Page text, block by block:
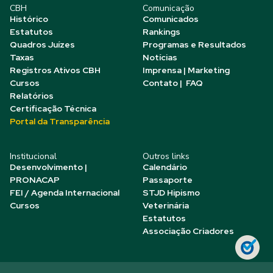
CBH
Histórico
Estatutos
Quadros Juízes
Taxas
Registros Ativos CBH
Cursos
Relatórios
Certificação Técnica
Portal da Transparência
Comunicação
Comunicados
Rankings
Programas e Resultados
Notícias
Imprensa | Marketing
Contato | FAQ
Institucional
Desenvolvimento |
PRONACAP
FEI / Agenda Internacional
Cursos
Outros links
Calendário
Passaporte
STJD Hipismo
Veterinária
Estatutos
Associação Criadores